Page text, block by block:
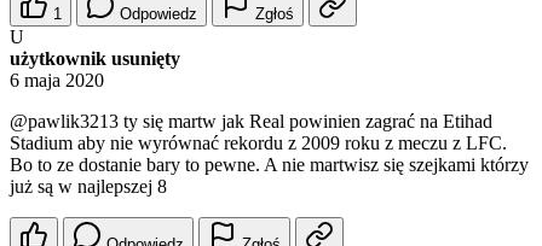
1 Odpowiedz Zgłoś
U
użytkownik usunięty
6 maja 2020
@pawlik3213 ty się martw jak Real powinien zagrać na Etihad
Stadium aby nie wyrównać rekordu z 2009 roku z meczu z LFC.
Bo to ze dostanie bary to pewne. A nie martwisz się szejkami którzy
już są w najlepszej 8